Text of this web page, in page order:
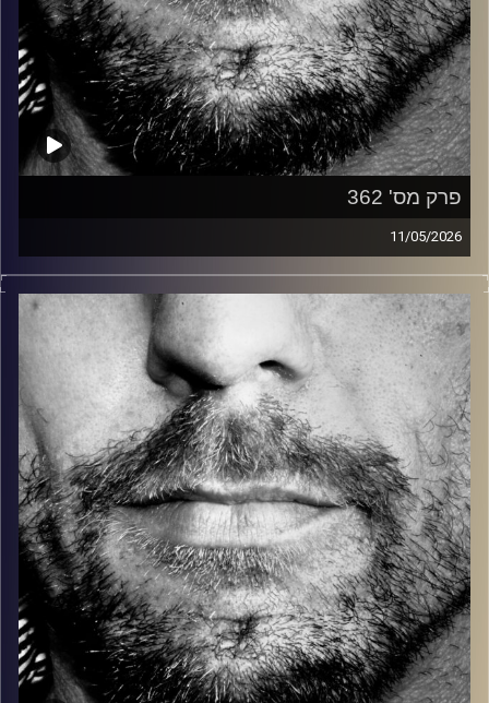
פרק מס' 362
11/05/2026
זיפים, מוזיקה מחוספסת של הופעות חיות. הרבה ג'אם, רוק,
בלוז, bluegrass, ג'אז, Fאנק, פרוגרסיב ואפילו אלקטרוניקה.
כל מה שחי, אמיתי ונושם.
עם שמוליק רגב.
קרדיט תמונות: David Goehring